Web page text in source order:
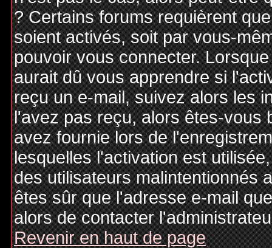
? Certains forums requièrent
soient activés, soit par vous-
pouvoir vous connecter.
aurait dû vous apprendre si
reçu un e-mail, suivez alors les
l'avez pas reçu, alors êtes-vous
avez fournie lors de
lesquelles l'activation est
des utilisateurs malintentionnés
êtes sûr que l'adresse e-mail
alors de contacter
Revenir en haut de page